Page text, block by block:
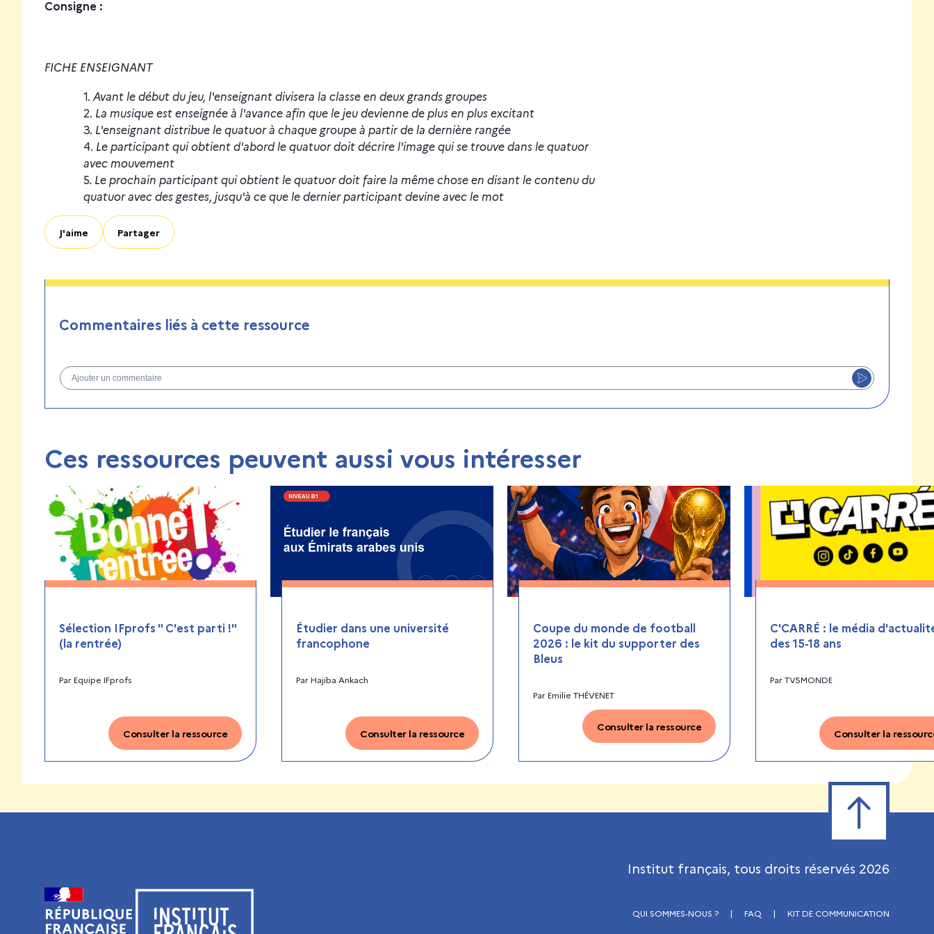
Consigne :
FICHE ENSEIGNANT
Avant le début du jeu, l'enseignant divisera la classe en deux grands groupes
La musique est enseignée à l'avance afin que le jeu devienne de plus en plus excitant
L'enseignant distribue le quatuor à chaque groupe à partir de la dernière rangée
Le participant qui obtient d'abord le quatuor doit décrire l'image qui se trouve dans le quatuor
avec mouvement
Le prochain participant qui obtient le quatuor doit faire la même chose en disant le contenu du
quatuor avec des gestes, jusqu'à ce que le dernier participant devine avec le mot
J'aime Partager
Commentaires liés à cette ressource
Ajouter un commentaire
Ces ressources peuvent aussi vous intéresser
Sélection IFprofs " C'est parti !"
(la rentrée)
ParEquipe IFprofs
Consulter la ressource
Étudier dans une université
francophone
ParHajiba Ankach
Consulter la ressource
Coupe du monde de football
2026 : le kit du supporter des
Bleus
ParEmilie THÉVENET
Consulter la ressource
C'CARRÉ : le média
des 15-18 ans
ParTV5MONDE
Consulter la
Visiter le site de l’Institut français
Institut français, tous droits réservés 2026
QUI SOMMES-NOUS ? | FAQ | KIT DE COMMUNICATION